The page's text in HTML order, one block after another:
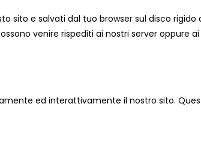
sito e salvati dal tuo browser sul disco rigido
venire rispediti ai nostri server oppure ai
ed interattivamente il nostro sito.